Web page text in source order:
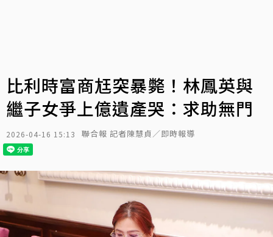
比利時富商尪突暴斃！林鳳英與
繼子女爭上億遺產哭：求助無門
2026-04-16 15:13 聯合報 記者陳慧貞／即時報導